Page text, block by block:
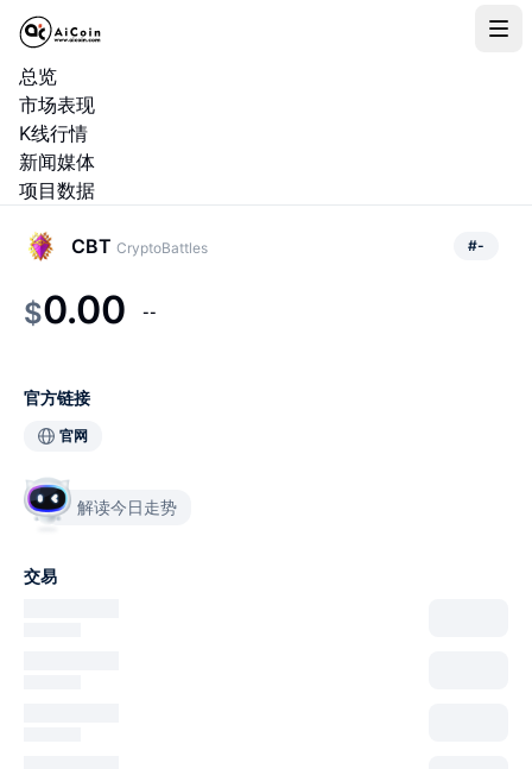
总览
市场表现
K线行情
新闻媒体
项目数据
CBT CryptoBattles #-
$0.00 --
官方链接
官网
解读今日走势
交易